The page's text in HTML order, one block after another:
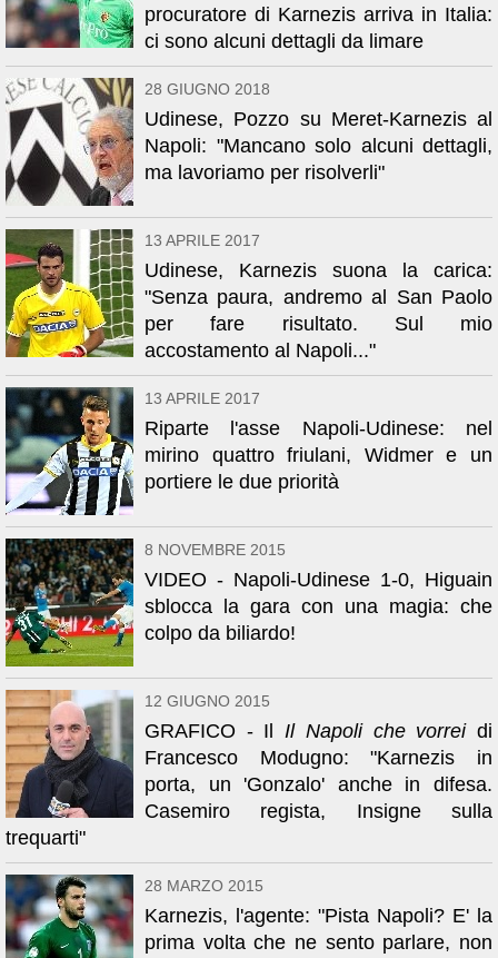
procuratore di Karnezis arriva in Italia:
ci sono alcuni dettagli da limare
28 GIUGNO 2018
Udinese, Pozzo su Meret-Karnezis al
Napoli: "Mancano solo alcuni dettagli,
ma lavoriamo per risolverli"
13 APRILE 2017
Udinese, Karnezis suona la carica:
"Senza paura, andremo al San Paolo
per fare risultato. Sul mio
accostamento al Napoli..."
13 APRILE 2017
Riparte l'asse Napoli-Udinese: nel
mirino quattro friulani, Widmer e un
portiere le due priorità
8 NOVEMBRE 2015
VIDEO - Napoli-Udinese 1-0, Higuain
sblocca la gara con una magia: che
colpo da biliardo!
12 GIUGNO 2015
GRAFICO - IlIl Napoli che vorreidi
Francesco Modugno: "Karnezis in
porta, un 'Gonzalo' anche in difesa.
Casemiro regista, Insigne sulla
trequarti"
28 MARZO 2015
Karnezis, l'agente: "Pista Napoli? E' la
prima volta che ne sento parlare, non